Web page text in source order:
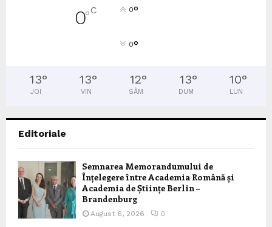
0°C 0°
0°
13°
JOI
13°
VIN
12°
SÂM
13°
DUM
10°
LUN
Editoriale
Semnarea Memorandumului de
Înțelegere între Academia Română și
Academia de Științe Berlin –
Brandenburg
August 6, 2026 0